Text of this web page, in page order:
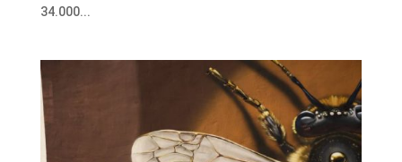
34.000...